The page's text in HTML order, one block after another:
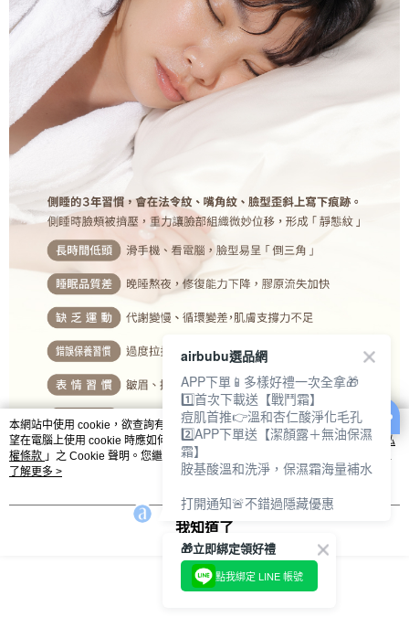
本網站中使用 cookie，欲查詢有關本網站使用 cookie 方式之詳情，及若您不希
望在電腦上使用 cookie 時應如何變更電腦的 cookie 設定，請參閱本網站「
隱私
權條款 」之 Cookie 聲明。您繼續使用本網站即表示您同意本公司得按本網站使
用條款之 Cookie 聲明使用 cookie。
了解更多 >
我知道了
airbubu選品網
APP下單📱多樣好禮一次全拿🎁
1️⃣首次下載送【戰鬥霜】
痘肌首推👉溫和杏仁酸淨化毛孔
2️⃣APP下單送【潔顏露＋無油保濕
霜】
胺基酸溫和洗淨，保濕霜海量補水
打開通知🚨不錯過隱藏優惠
🎁立即綁定領好禮
點我綁定 LINE 帳號